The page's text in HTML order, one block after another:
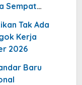
Sempat
Tak Ada
Kerja
2026
Baru